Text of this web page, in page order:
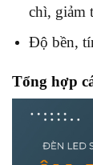
chì, giảm
Độ bền,
Tổng hợp